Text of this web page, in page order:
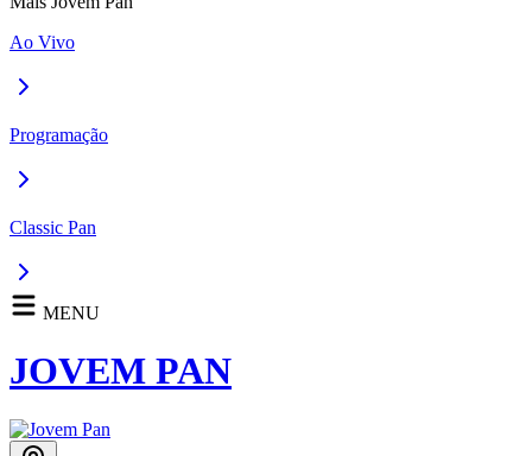
Ao Vivo
Programação
Classic Pan
MENU
JOVEM PAN